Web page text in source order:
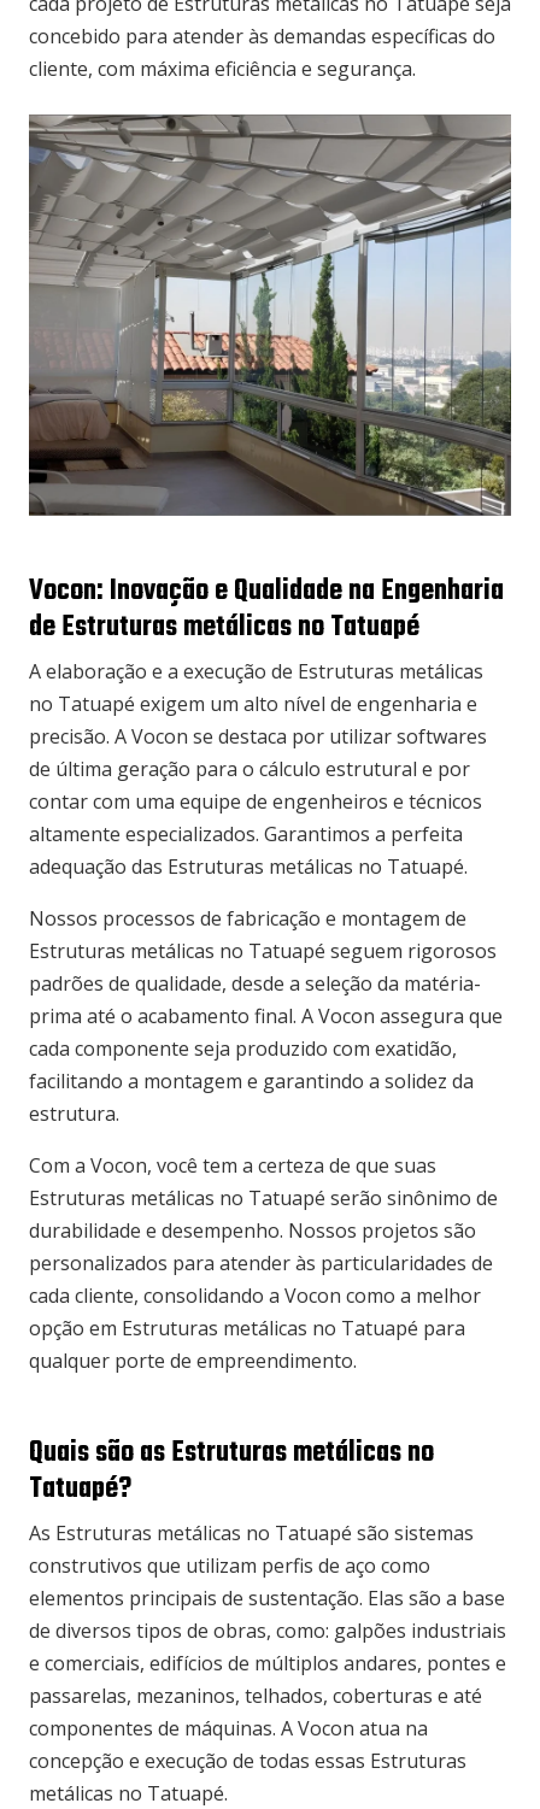
concebido para atender às demandas específicas do
cliente, com máxima eficiência e segurança.
Vocon: Inovação e Qualidade na Engenharia
de Estruturas metálicas no Tatuapé
A elaboração e a execução de Estruturas metálicas
no Tatuapé exigem um alto nível de engenharia e
precisão. A Vocon se destaca por utilizar softwares
de última geração para o cálculo estrutural e por
contar com uma equipe de engenheiros e técnicos
altamente especializados. Garantimos a perfeita
adequação das Estruturas metálicas no Tatuapé.
Nossos processos de fabricação e montagem de
Estruturas metálicas no Tatuapé seguem rigorosos
padrões de qualidade, desde a seleção da matéria-
prima até o acabamento final. A Vocon assegura que
cada componente seja produzido com exatidão,
facilitando a montagem e garantindo a solidez da
estrutura.
Com a Vocon, você tem a certeza de que suas
Estruturas metálicas no Tatuapé serão sinônimo de
durabilidade e desempenho. Nossos projetos são
personalizados para atender às particularidades de
cada cliente, consolidando a Vocon como a melhor
opção em Estruturas metálicas no Tatuapé para
qualquer porte de empreendimento.
Quais são as Estruturas metálicas no
Tatuapé?
As Estruturas metálicas no Tatuapé são sistemas
construtivos que utilizam perfis de aço como
elementos principais de sustentação. Elas são a base
de diversos tipos de obras, como: galpões industriais
e comerciais, edifícios de múltiplos andares, pontes e
passarelas, mezaninos, telhados, coberturas e até
componentes de máquinas. A Vocon atua na
concepção e execução de todas essas Estruturas
metálicas no Tatuapé.